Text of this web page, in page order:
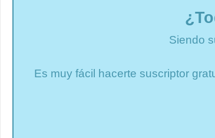
Siendo
Es muy fácil hacerte suscriptor